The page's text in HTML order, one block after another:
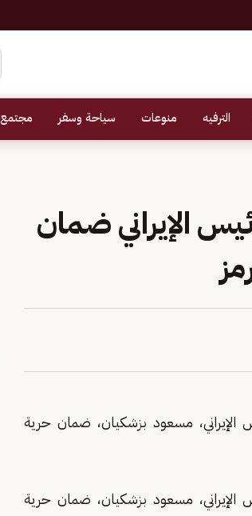
الترفيه منوعات سياحة وسفر مجتمع
الإيراني ضمان
الإيراني، مسعود بزشكيان، ضمان حرية
الإيراني، مسعود بزشكيان، ضمان حرية